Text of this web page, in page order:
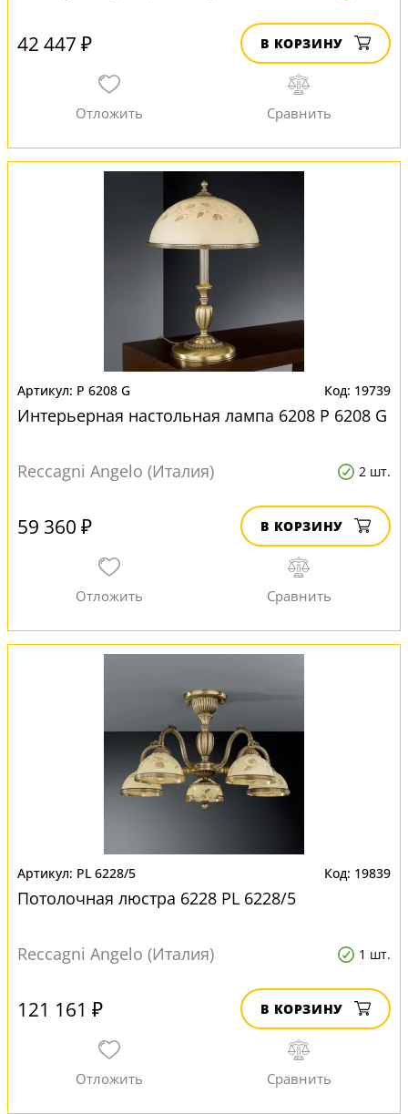
42 447 ₽ В КОРЗИНУ
P 6208 G 19739
Интерьерная настольная лампа 6208 P 6208 G
Reccagni Angelo (Италия) 2 шт.
59 360 ₽ В КОРЗИНУ
PL 6228/5 19839
Потолочная люстра 6228 PL 6228/5
Reccagni Angelo (Италия) 1 шт.
121 161 ₽ В КОРЗИНУ